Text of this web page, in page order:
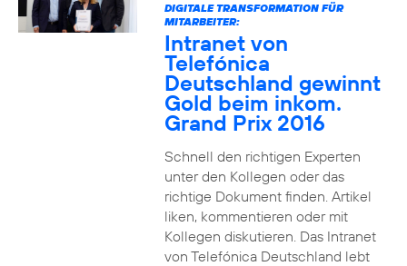
DIGITALE TRANSFORMATION FÜR
MITARBEITER:
Intranet von
Telefónica
Deutschland gewinnt
Gold beim inkom.
Grand Prix 2016
Schnell den richtigen Experten
unter den Kollegen oder das
richtige Dokument finden. Artikel
liken, kommentieren oder mit
Kollegen diskutieren. Das Intranet
von Telefónica Deutschland lebt